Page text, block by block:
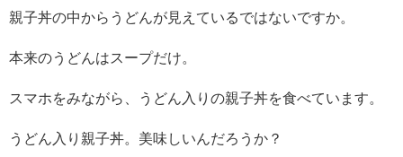
親子丼の中からうどんが見えているではないですか。
本来のうどんはスープだけ。
スマホをみながら、うどん入りの親子丼を食べています。
うどん入り親子丼。美味しいんだろうか？